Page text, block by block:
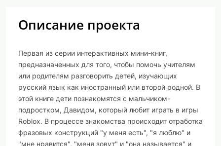
Описание проекта
Первая из серии интерактивных мини-книг,
предназначенных для того, чтобы помочь учителям
или родителям разговорить детей, изучающих
русский язык как иностранный или второй родной. В
этой книге дети познакомятся с мальчиком-
подростком, Давидом, который любит играть в игры
Roblox. В процессе знакомства происходит отработка
фразовых конструкций "у меня есть", "я люблю" и
"мне нравится", "меня зовут" и "она называется" и